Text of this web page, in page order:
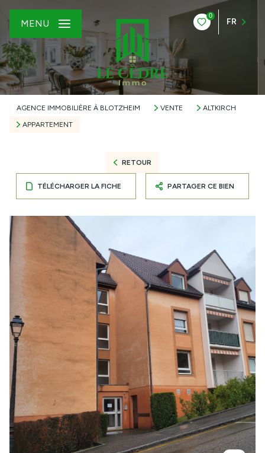
0
FR
MENU
AGENCE IMMOBILIÈRE À BLOTZHEIM VENTE
ALTKIRCH
APPARTEMENT
RETOUR
TÉLÉCHARGER LA FICHE PARTAGER CE BIEN